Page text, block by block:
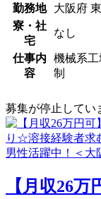
勤務地
大阪府
寮・社
宅
なし
仕事内
容
機械系
制
募集が停止してい
【月収26